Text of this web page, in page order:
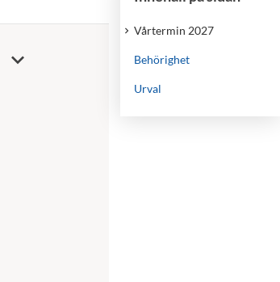
Vårtermin 2027
Behörighet
Urval